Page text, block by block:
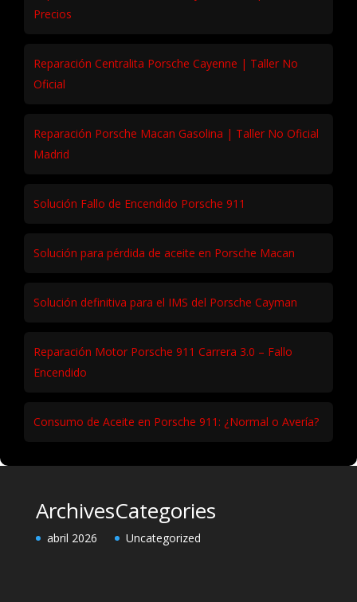
Precios
Reparación Centralita Porsche Cayenne | Taller No
Oficial
Reparación Porsche Macan Gasolina | Taller No Oficial
Madrid
Solución Fallo de Encendido Porsche 911
Solución para pérdida de aceite en Porsche Macan
Solución definitiva para el IMS del Porsche Cayman
Reparación Motor Porsche 911 Carrera 3.0 – Fallo
Encendido
Consumo de Aceite en Porsche 911: ¿Normal o Avería?
Archives
abril 2026
Categories
Uncategorized